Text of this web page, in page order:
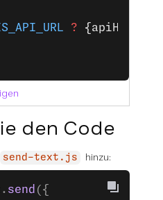
? {apiHost:
den Code
send-text.js hinzu:
. send ({